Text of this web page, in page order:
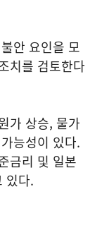
안 요인을 모
치를 검토한다
가 상승, 물가
능성이 있다.
금리 및 일본
있다.